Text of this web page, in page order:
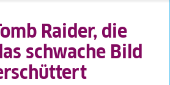
Raider, die
schwache Bild